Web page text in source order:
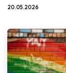
20.05.2026